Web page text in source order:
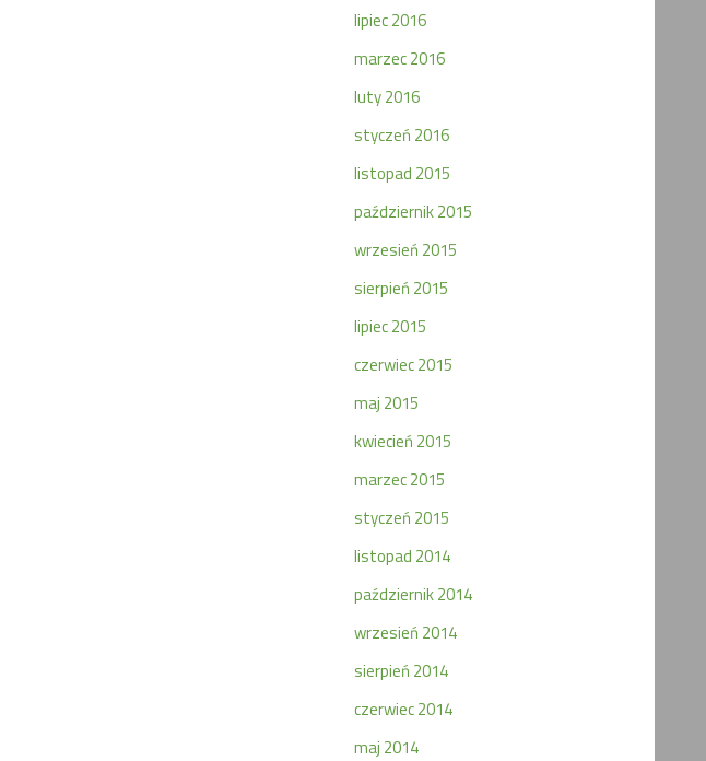
lipiec 2016
marzec 2016
luty 2016
styczeń 2016
listopad 2015
październik 2015
wrzesień 2015
sierpień 2015
lipiec 2015
czerwiec 2015
maj 2015
kwiecień 2015
marzec 2015
styczeń 2015
listopad 2014
październik 2014
wrzesień 2014
sierpień 2014
czerwiec 2014
maj 2014